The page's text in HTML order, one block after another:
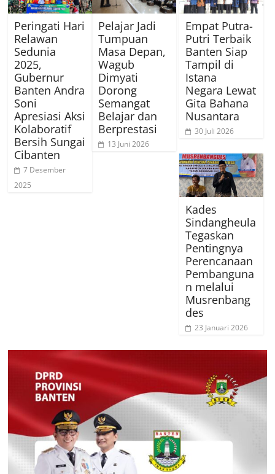
Peringati Hari
Relawan
Sedunia
2025,
Gubernur
Banten Andra
Soni
Apresiasi Aksi
Kolaboratif
Bersih Sungai
Cibanten
7 Desember
2025
Pelajar Jadi
Tumpuan
Masa Depan,
Wagub
Dimyati
Dorong
Semangat
Belajar dan
Berprestasi
13 Juni 2026
Empat Putra-
Putri Terbaik
Banten Siap
Tampil di
Istana
Negara Lewat
Gita Bahana
Nusantara
30 Juli 2026
Kades
Sindangheula
Tegaskan
Pentingnya
Perencanaan
Pembanguna
n melalui
Musrenbang
des
23 Januari 2026